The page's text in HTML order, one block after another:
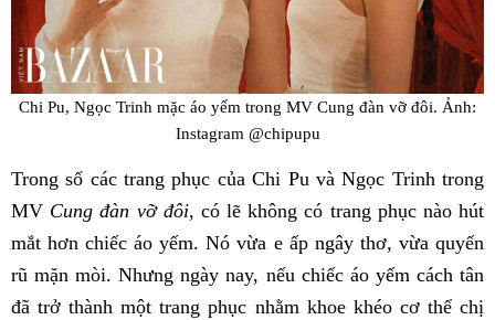
Chi Pu, Ngọc Trinh mặc áo yếm trong MV Cung đàn vỡ đôi. Ảnh:
Instagram @chipupu
Trong số các trang phục của Chi Pu và Ngọc Trinh trong
MV Cung đàn vỡ đôi, có lẽ không có trang phục nào hút
mắt hơn chiếc áo yếm. Nó vừa e ấp ngây thơ, vừa quyến
rũ mặn mòi. Nhưng ngày nay, nếu chiếc áo yếm cách tân
đã trở thành một trang phục nhằm khoe khéo cơ thể chị